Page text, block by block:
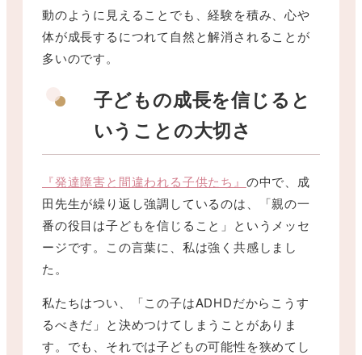
動のように見えることでも、経験を積み、心や
体が成長するにつれて自然と解消されることが
多いのです。
子どもの成長を信じると
いうことの大切さ
『発達障害と間違われる子供たち』 の中で、成
田先生が繰り返し強調しているのは、「親の一
番の役目は子どもを信じること」というメッセ
ージです。この言葉に、私は強く共感しまし
た。
私たちはつい、「この子はADHDだからこうす
るべきだ」と決めつけてしまうことがありま
す。でも、それでは子どもの可能性を狭めてし